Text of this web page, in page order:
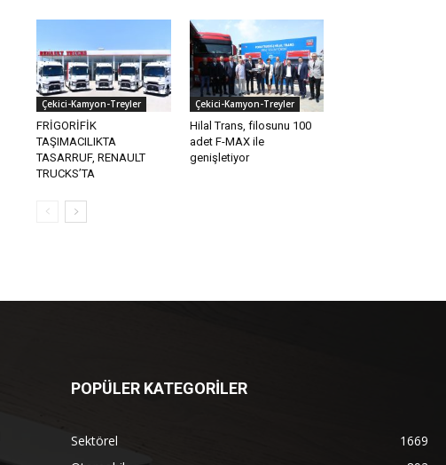
Çekici-Kamyon-Treyler
FRİGORİFİK
TAŞIMACILIKTA
TASARRUF, RENAULT
TRUCKS’TA
Çekici-Kamyon-Treyler
Hilal Trans, filosunu 100
adet F-MAX ile
genişletiyor
POPÜLER KATEGORİLER
Sektörel
1669